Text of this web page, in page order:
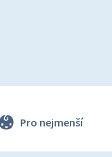
Pro nejmenší